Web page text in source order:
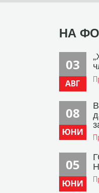
НА
03
АВГ
08
ЮНИ
05
ЮНИ